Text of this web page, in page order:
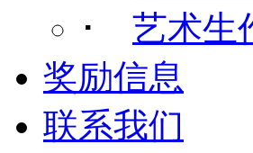
･ 艺术生
奖励信息
联系我们